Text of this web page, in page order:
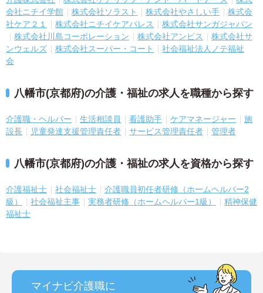
会社ニチイ学館
株式会社ソラスト 株式会社やさしい手
株式会
社ケア２１
株式会社ニチイケアパレス
株式会社サンガジャパン
株式会社川島コーポレーション
株式会社アンビス
株式会社サ
ンウェルズ
株式会社スーパー・コート
社会福祉法人ノテ福祉
会
八幡市(京都府)の介護・福祉の求人を職種から探す
介護職・ヘルパー 生活相談員 看護助手 ケアマネージャー
施
設長
児童発達支援管理責任者 サービス管理責任者 管理者
八幡市(京都府)の介護・福祉の求人を資格から探す
介護福祉士 社会福祉士
介護職員初任者研修（ホームヘルパー2
級）
社会福祉主事 実務者研修（ホームヘルパー1級）
精神保健
福祉士
マイナビ介護職に